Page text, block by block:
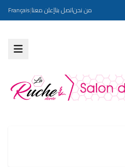
من نحناتصل بناإعلن معنا|
Français